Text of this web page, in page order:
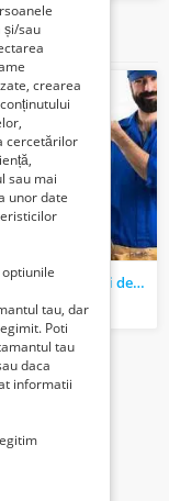
Instalator teh.-sanitare si de gaze - CALIFICARE rapida (fara curs)
și/sau
crearea
cercetărilor
sau mai
unor date
tau, dar
Poti
tau
daca
informatii